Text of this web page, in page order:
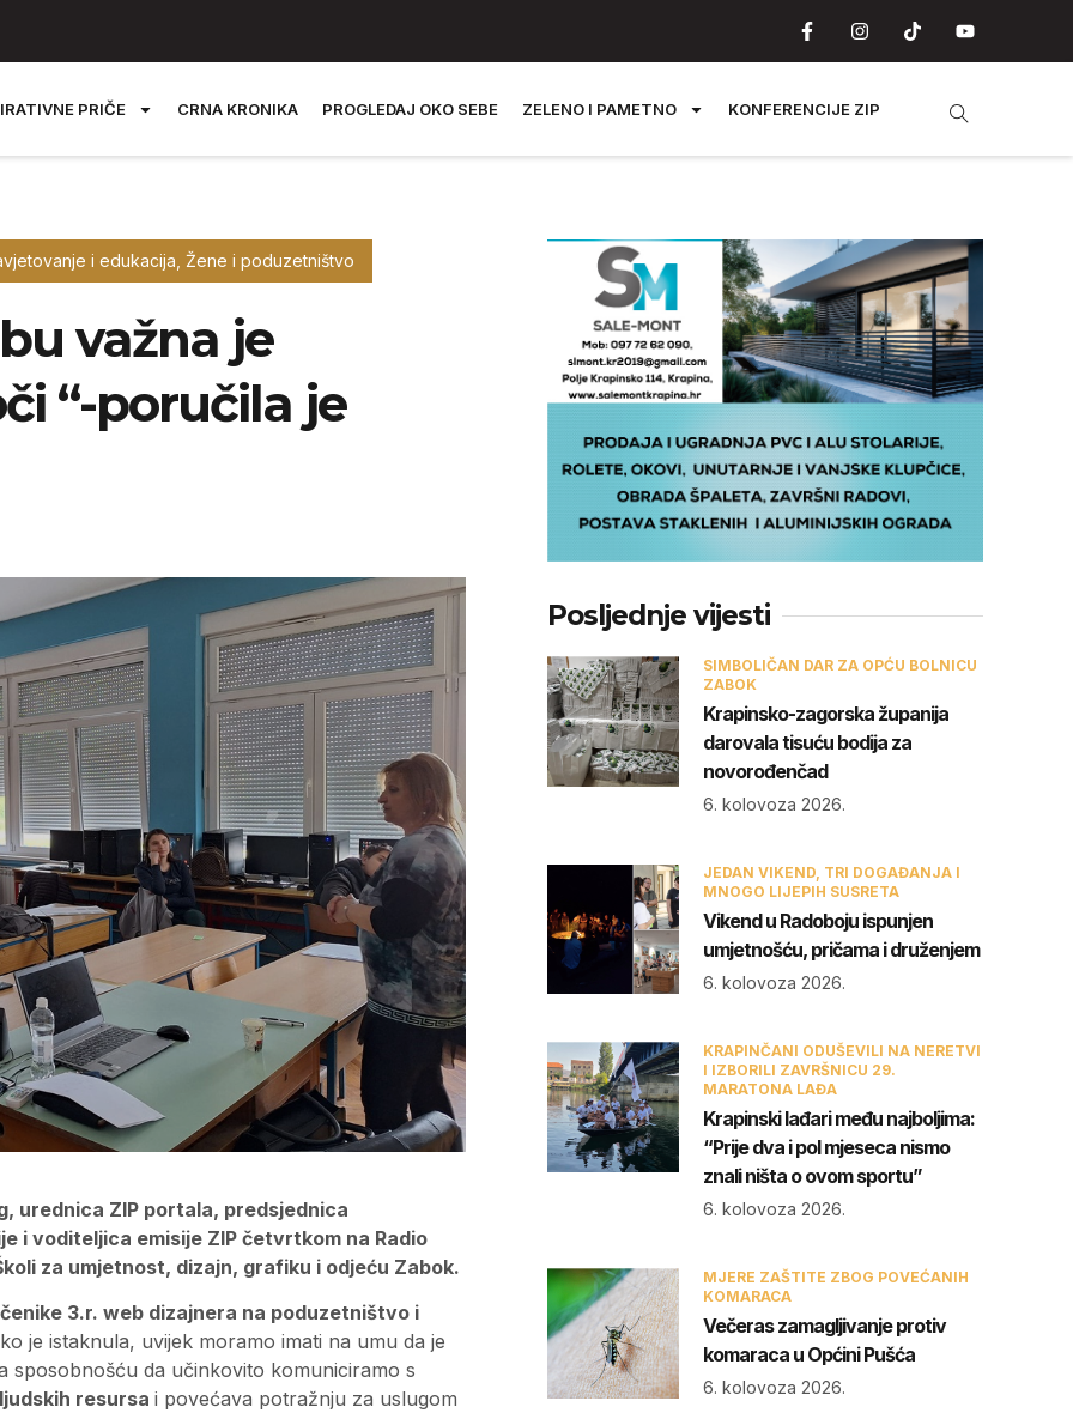
PRIČE CRNA KRONIKA PROGLEDAJ OKO SEBE ZELENO I PAMETNO KONFERENCIJE ZIP
i edukacija Žene i poduzetništvo
važna je
“-poručila je
urednica ZIP portala, predsjednica
i voditeljica emisije ZIP četvrtkom na Radio
za umjetnost, dizajn, grafiku i odjeću Zabok.
3.r. web dizajnera na poduzetništvo i
je istaknula, uvijek moramo imati na umu da je
sposobnošću da učinkovito komuniciramo s
resursa i povećava potražnju za uslugom
Posljednje vijesti
SIMBOLIČAN DAR ZA OPĆU BOLNICU
ZABOK
Krapinsko-zagorska županija
darovala tisuću bodija za
novorođenčad
6. kolovoza 2026.
JEDAN VIKEND, TRI DOGAĐANJA I
MNOGO LIJEPIH SUSRETA
Vikend u Radoboju ispunjen
umjetnošću, pričama i druženjem
6. kolovoza 2026.
KRAPINČANI ODUŠEVILI NA NERETVI
I IZBORILI ZAVRŠNICU 29.
MARATONA LAĐA
Krapinski lađari među najboljima:
“Prije dva i pol mjeseca nismo
znali ništa o ovom sportu”
6. kolovoza 2026.
MJERE ZAŠTITE ZBOG POVEĆANIH
KOMARACA
Večeras zamagljivanje protiv
komaraca u Općini Pušća
6. kolovoza 2026.